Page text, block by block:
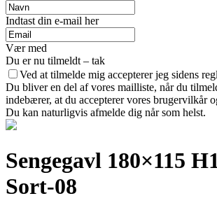
Indtast din e-mail her
Vær med
Du er nu tilmeldt – tak
Ved at tilmelde mig accepterer jeg sidens
Du bliver en del af vores mailliste, når du
indebærer, at du accepterer vores brugervilkår
Du kan naturligvis afmelde dig når som helst.
Sengegavl 180×115
Sort-08